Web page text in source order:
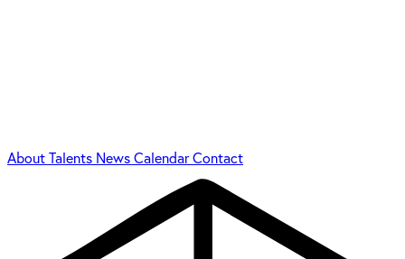
AboutTalents NewsCalendarContact